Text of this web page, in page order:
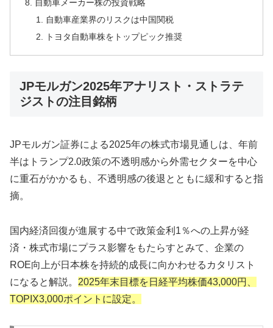
自動車メーカー株の投資戦略
自動車産業界のリスクは中国関税
トヨタ自動車株をトップピック推奨
JPモルガン2025年アナリスト・ストラテ
ジストの注目銘柄
JPモルガン証券による2025年の株式市場見通しは、年前
半はトランプ2.0政策の不透明感から外需セクターを中心
に重石がかかるも、不透明感の後退とともに緩和すると指
摘。
国内経済回復が進展する中で政策金利1％への上昇が経
済・株式市場にプラス影響をもたらすとみて、企業の
ROE向上が日本株を持続的成長に向かわせるカタリスト
になると解説。 2025年末目標を日経平均株価43,000円、
TOPIX3,000ポイントに設定。